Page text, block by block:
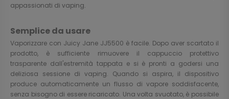
appassionati di vaping.
Semplice da usare
Vaporizzare con Juicy Jane JJ5500 è facile. Dopo aver scartato il
prodotto, è sufficiente rimuovere il cappuccio protettivo
trasparente dall'estremità tappata e si è pronti a godersi una
deliziosa sessione di vaping. Quando si aspira, il dispositivo
produce automaticamente un flusso di vapore soddisfacente,
senza bisogno di essere ricaricato. Una volta svuotato, è possibile